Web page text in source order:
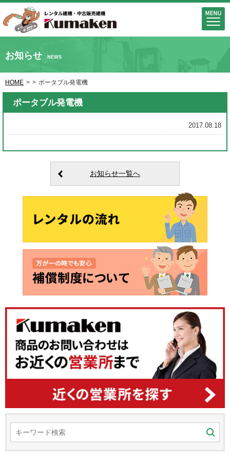
お知らせ NEWS
HOME > > ポータブル発電機
ポータブル発電機
2017.08.18
お知らせ一覧へ